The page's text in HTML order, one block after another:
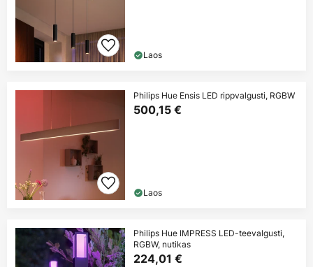
Laos
Philips Hue Ensis LED rippvalgusti, RGBW
500,15 €
Laos
Philips Hue IMPRESS LED-teevalgusti,
RGBW, nutikas
224,01 €